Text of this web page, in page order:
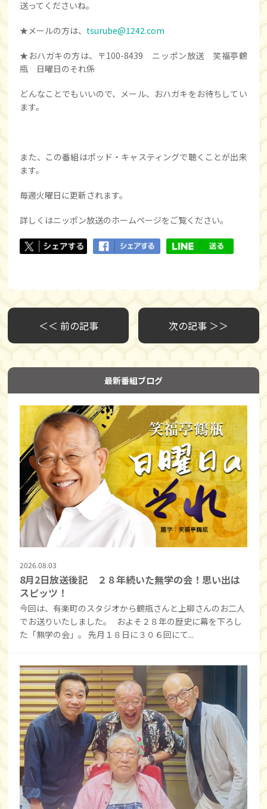
送ってくださいね。
★メールの方は、 tsurube@1242.com
★おハガキの方は、〒100-8439 ニッポン放送 笑福亭鶴
瓶 日曜日のそれ係
どんなことでもいいので、メール、おハガキをお待ちしてい
ます。
また、この番組はポッド・キャスティングで聴くことが出来
ます。
毎週火曜日に更新されます。
詳しくはニッポン放送のホームページをご覧ください。
＜＜ 前の記事 次の記事 ＞＞
最新番組ブログ
2026.08.03
8月2日放送後記 ２８年続いた無学の会！思い出は
スピッツ！
今回は、有楽町のスタジオから鶴瓶さんと上柳さんのお二人
でお送りいたしました。 およそ２８年の歴史に幕を下ろし
た「無学の会」。 先月１８日に３０６回にて...